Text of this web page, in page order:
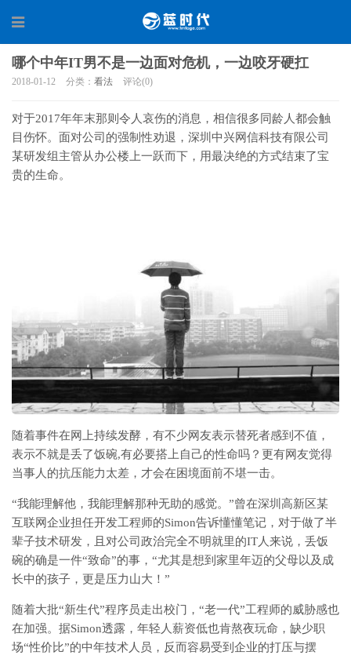
哪个中年IT男不是一边面对危机，一边咬牙硬扛
2018-01-12 分类： 看法 评论(0)
对于2017年年末那则令人哀伤的消息，相信很多同龄人都会触
目伤怀。面对公司的强制性劝退，深圳中兴网信科技有限公司
某研发组主管从办公楼上一跃而下，用最决绝的方式结束了宝
贵的生命。
随着事件在网上持续发酵，有不少网友表示替死者感到不值，
表示不就是丢了饭碗,有必要搭上自己的性命吗？更有网友觉得
当事人的抗压能力太差，才会在困境面前不堪一击。
“我能理解他，我能理解那种无助的感觉。”曾在深圳高新区某
互联网企业担任开发工程师的Simon告诉懂懂笔记，对于做了半
辈子技术研发，且对公司政治完全不明就里的IT人来说，丢饭
碗的确是一件“致命”的事，“尤其是想到家里年迈的父母以及成
长中的孩子，更是压力山大！”
随着大批“新生代”程序员走出校门，“老一代”工程师的威胁感也
在加强。据Simon透露，年轻人薪资低也肯熬夜玩命，缺少职
场“性价比”的中年技术人员，反而容易受到企业的打压与摆